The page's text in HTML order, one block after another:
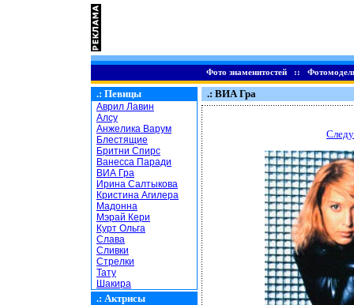
Фото знаменитостей::
.: Певицы
Аврил Лавин
Алсу
Анжелика Варум
Блестящие
Бритни Спирс
Ванесса Паради
ВИА Гра
Ирина Салтыкова
Кристина Агилера
Мадонна
Мэрай Кери
Курт Ольга
Слава
Сливки
Стрелки
Тату
Шакира
.: Актрисы
.: ВИА Гра